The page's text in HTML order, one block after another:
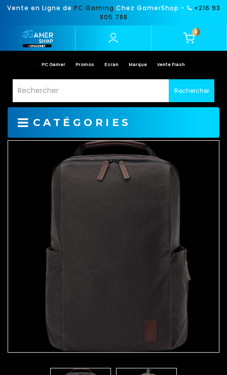
Vente en Ligne de PC Gaming Chez GamerShop -
+216 93
805 788
0
PC Gamer Promos Ecran Marque Vente Flash
Rechercher
CATÉGORIES